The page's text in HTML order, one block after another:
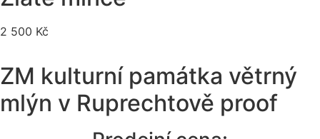
2 500 Kč
ZM kulturní památka větrný
mlýn v Ruprechtově proof